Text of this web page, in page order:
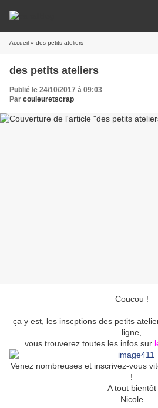
Accueil » des petits ateliers
des petits ateliers
Publié le 24/10/2017 à 09:03
Par couleuretscrap
Coucou !
ça y est, les inscptions des petits
ligne,
vous trouverez toutes les infos sur
Venez nombreuses et inscrivez-vous
!
A tout bientôt
Nicole